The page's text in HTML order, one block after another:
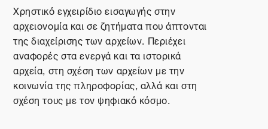
Χρηστικό εγχειρίδιο εισαγωγής στην
αρχειονομία και σε ζητήματα που άπτονται
της διαχείρισης των αρχείων. Περιέχει
αναφορές στα ενεργά και τα ιστορικά
αρχεία, στη σχέση των αρχείων με την
κοινωνία της πληροφορίας, αλλά και στη
σχέση τους με τον ψηφιακό κόσμο.